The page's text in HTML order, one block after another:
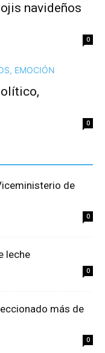
navideños
0
0
de
0
leche
0
más de
0